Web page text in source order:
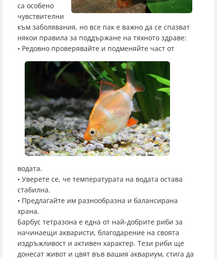
са особено
чувствителни
към заболявания, но все пак е важно да се спазват
някои правила за поддържане на тяхното здраве:
• Редовно проверявайте и подменяйте част от
водата.
• Уверете се, че температурата на водата остава
стабилна.
• Предлагайте им разнообразна и балансирана
храна.
Барбус тетразона е една от най-добрите риби за
начинаещи акваристи, благодарение на своята
издръжливост и активен характер. Тези риби ще
донесат живот и цвят във вашия аквариум, стига да